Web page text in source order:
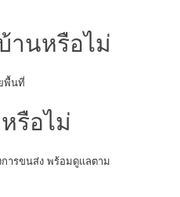
านหรือไม่
พื้นที่
รือไม่
ารขนส่ง พร้อมดูแลตาม